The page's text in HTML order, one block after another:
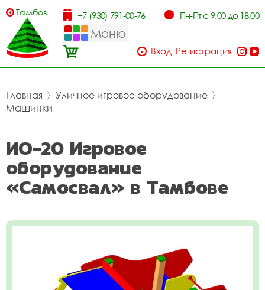
Тамбов +7 (930) 791-00-76 Пн-Пт с 9.00 до 18.00
Меню
Вход Регистрация
Главная 〉 Уличное игровое оборудование 〉
Машинки
ИО-20 Игровое
оборудование
«Самосвал» в Тамбове